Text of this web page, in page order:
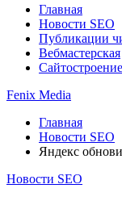
Главная
Новости SEO
Публикации
Вебмастерская
Сайтостроение
Fenix Media
Главная
Новости SEO
Яндекс
Новости SEO